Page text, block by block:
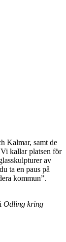
Kalmar, samt de
kallar platsen för
av
ta en paus på
kommun”.
Odling kring